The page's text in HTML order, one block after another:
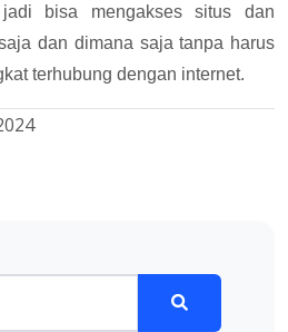
bisa mengakses situs dan
dan dimana saja tanpa harus
terhubung dengan internet.